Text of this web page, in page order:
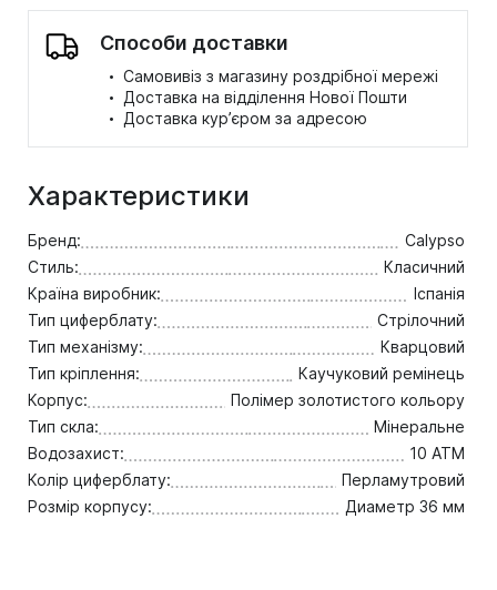
Способи доставки
· Самовивіз з магазину роздрібної мережі
· Доставка на відділення Нової Пошти
· Доставка кур’єром за адресою
Характеристики
Бренд:
Calypso
Стиль:
Класичний
Країна виробник:
Іспанія
Тип циферблату:
Стрілочний
Тип механізму:
Кварцовий
Тип кріплення:
Каучуковий ремінець
Корпус:
Полімер золотистого кольору
Тип скла:
Мінеральне
Водозахист:
10 ATM
Колір циферблату:
Перламутровий
Розмір корпусу:
Диаметр 36 мм